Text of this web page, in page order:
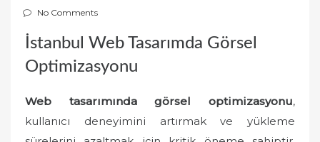
o
t
No Comments
İstanbul Web Tasarımda Görsel
Optimizasyonu
Web tasarımında görsel optimizasyonu,
kullanıcı deneyimini artırmak ve yükleme